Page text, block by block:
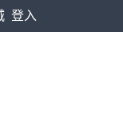
登入